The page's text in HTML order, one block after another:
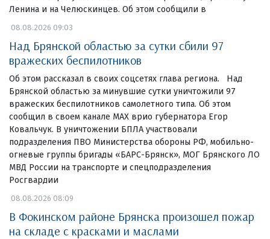
Ленина и на Челюскинцев. Об этом сообщили в
08.08.2026 09:03
Над Брянской областью за сутки сбили 97
вражеских беспилотников
Об этом рассказал в своих соцсетях глава региона. Над
Брянской областью за минувшие сутки уничтожили 97
вражеских беспилотников самолетного типа. Об этом
сообщил в своем канале МАХ врио губернатора Егор
Ковальчук. В уничтожении БПЛА участвовали
подразделения ПВО Министерства обороны РФ, мобильно-
огневые группы бригады «БАРС-Брянск», МОГ Брянского ЛО
МВД России на транспорте и спецподразделения
Росгвардии
08.08.2026 08:09
В Фокинском районе Брянска произошел пожар
на складе с красками и маслами